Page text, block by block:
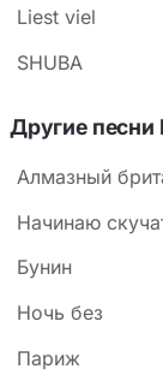
Liest viel
SHUBA
Другие
Алмазный
Начинаю
Бунин
Ночь без
Париж